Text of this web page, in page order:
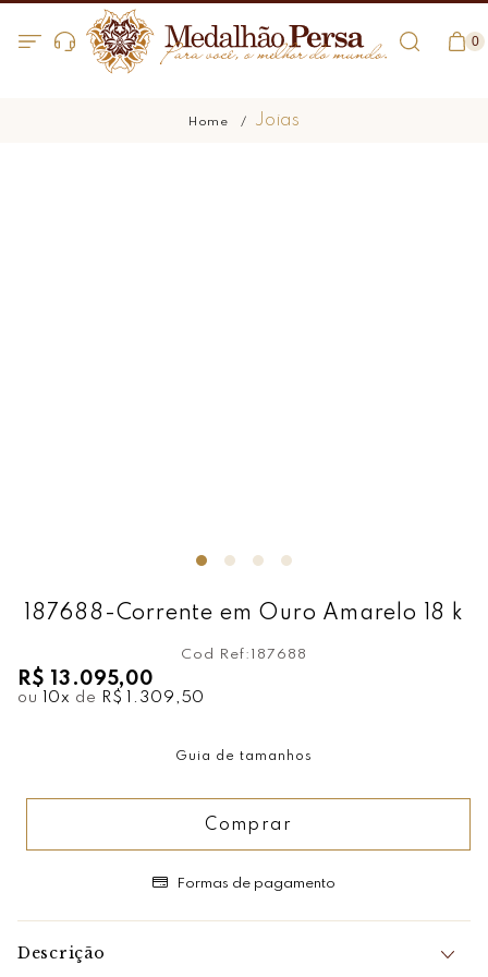
0
Joias
187688-Corrente em Ouro Amarelo 18 k
Cod Ref: 187688
R$ 13.095,00
ou 10x de R$ 1.309,50
Guia de tamanhos
Comprar
Formas de pagamento
Descrição